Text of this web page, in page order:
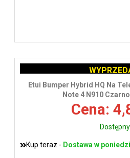
Etui Bumper Hybrid HQ Na
Note 4 N910
Cena:
Dostępny
Kup teraz - Dostawa w